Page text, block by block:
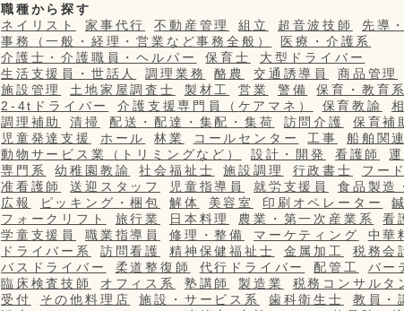
職種から探す
ネイリスト
家事代行 不動産管理 組立 超音波技師
先導
事務（一般・経理・営業など事務全般）
医療・介護系
介護士・介護職員・ヘルパー
保育士
大型ドライバー
生活支援員・世話人
調理業務 酪農 交通誘導員 商品管理
施設管理
土地家屋調査士 製材工 営業 警備
保育・教育系
2-4tドライバー
介護支援専門員（ケアマネ） 保育教諭
調理補助
清掃 配送・配達・集配・集荷 訪問介護 保育補
児童発達支援
ホール 林業 コールセンター 工事
船舶関連
動物サービス業（トリミングなど）
設計・開発 看護師
専門系
幼稚園教諭 社会福祉士 施設調理 行政書士
フー
准看護師
送迎スタッフ 児童指導員 就労支援員
食品製造
広報
ピッキング・梱包 解体 美容室 印刷オペレーター
フォークリフト
旅行業 日本料理 農業・第一次産業系
看
学童支援員
職業指導員 修理・整備 マーケティング
中華
ドライバー系
訪問看護 精神保健福祉士 金属加工
税務会
バスドライバー
柔道整復師 代行ドライバー 配管工
バー
臨床検査技師
オフィス系 塾講師 製造業 税務コンサルタ
受付
その他料理店 施設・サービス系 歯科衛生士 教員・